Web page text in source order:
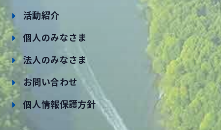
活動紹介
個人のみなさま
法人のみなさま
お問い合わせ
個人情報保護方針